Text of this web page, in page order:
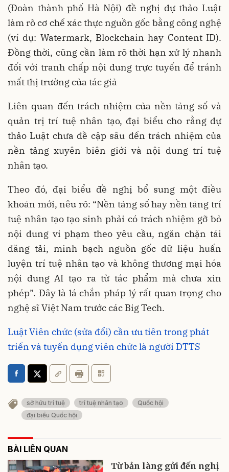
(Đoàn thành phố Hà Nội) đề nghị dự thảo Luật
làm rõ cơ chế xác thực nguồn gốc bằng công nghệ
(ví dụ: Watermark, Blockchain hay Content ID).
Đồng thời, cũng cần làm rõ thời hạn xử lý nhanh
đối với tranh chấp nội dung trực tuyến để tránh
mất thị trường của tác giả
Liên quan đến trách nhiệm của nền tảng số và
quản trị trí tuệ nhân tạo, đại biểu cho rằng dự
thảo Luật chưa đề cập sâu đến trách nhiệm của
nền tảng xuyên biên giới và nội dung trí tuệ
nhân tạo.
Theo đó, đại biểu đề nghị bổ sung một điều
khoản mới, nêu rõ: “Nền tảng số hay nền tảng trí
tuệ nhân tạo tạo sinh phải có trách nhiệm gỡ bỏ
nội dung vi phạm theo yêu cầu, ngăn chặn tái
đăng tải, minh bạch nguồn gốc dữ liệu huấn
luyện trí tuệ nhân tạo và không thương mại hóa
nội dung AI tạo ra từ tác phẩm mà chưa xin
phép”. Đây là lá chắn pháp lý rất quan trọng cho
nghệ sĩ Việt Nam trước các Big Tech.
Luật Viên chức (sửa đổi) cần ưu tiên trong phát
triển và tuyển dụng viên chức là người DTTS
sở hữu trí tuệ trí tuệ nhân tạo
Quốc hội
đại biểu Quốc hội
BÀI LIÊN QUAN
Từ bản làng gửi đến nghị